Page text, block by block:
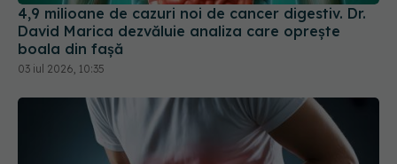
4,9 milioane de cazuri noi de cancer digestiv. Dr.
David Marica dezvăluie analiza care oprește
boala din fașă
03 iul 2026, 10:35